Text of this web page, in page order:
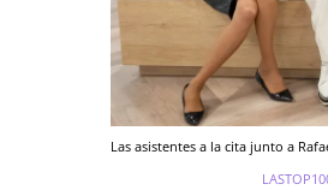
Las asistentes a la cita junto a